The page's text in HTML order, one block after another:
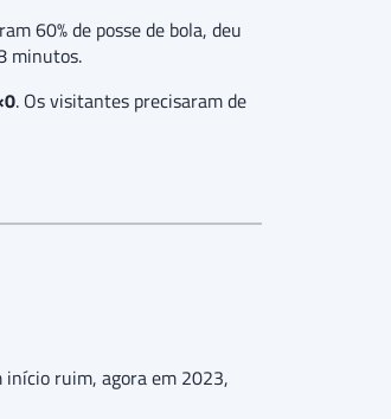
60% de posse de bola, deu
minutos.
. Os visitantes precisaram de
ruim, agora em 2023,